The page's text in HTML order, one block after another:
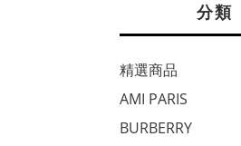
分類
精選商品
AMI PARIS
BURBERRY